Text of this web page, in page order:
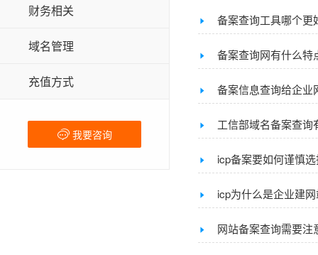
财务相关
域名管理
充值方式
我要咨询
备案查询工具哪个更
备案查询网有什么特
备案信息查询给企业
工信部域名备案查询
icp备案要如何谨慎
icp为什么是企业建
网站备案查询需要注